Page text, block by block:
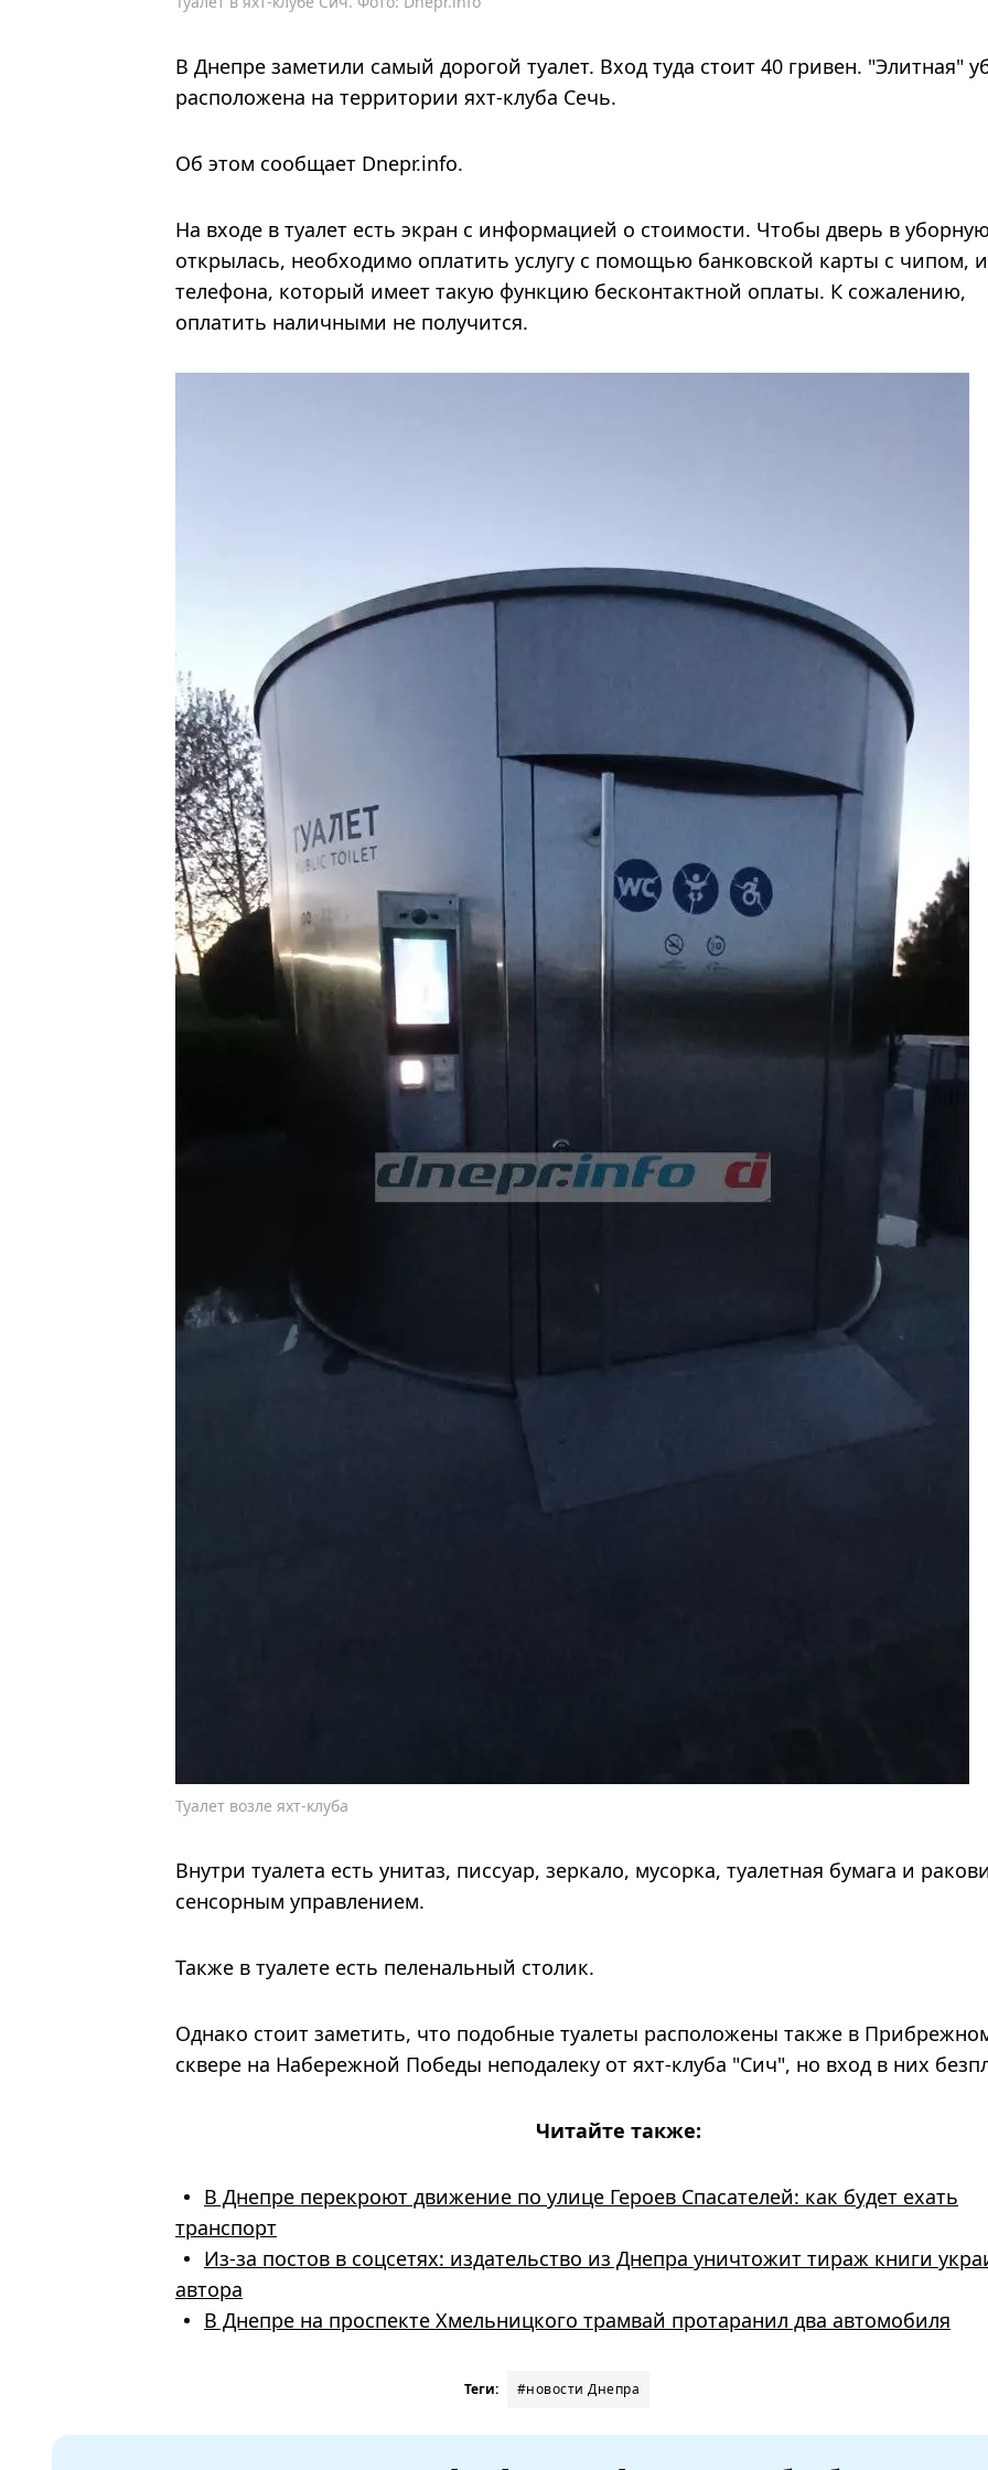
В Днепре заметили самый дорогой туалет. Вход туда стоит 40 гривен. "Элитная"
расположена на территории яхт-клуба Сечь.
Об этом сообщает Dnepr.info.
На входе в туалет есть экран с информацией о стоимости. Чтобы дверь в уборную
открылась, необходимо оплатить услугу с помощью банковской карты с чипом,
телефона, который имеет такую ​​функцию бесконтактной оплаты. К сожалению,
оплатить наличными не получится.
Туалет возле яхт-клуба
Внутри туалета есть унитаз, писсуар, зеркало, мусорка, туалетная бумага и
сенсорным управлением.
Также в туалете есть пеленальный столик.
Однако стоит заметить, что подобные туалеты расположены также в
сквере на Набережной Победы неподалеку от яхт-клуба "Сич", но вход в них
Читайте также:
В Днепре перекроют движение по улице Героев Спасателей: как будет ехать
транспорт
Из-за постов в соцсетях: издательство из Днепра уничтожит тираж книги
автора
В Днепре на проспекте Хмельницкого трамвай протаранил два автомобиля
Теги: #новости Днепра